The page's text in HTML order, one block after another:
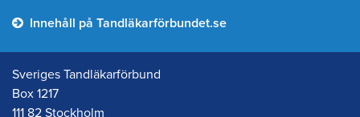
Innehåll på Tandläkarförbundet.se
Sveriges Tandläkarförbund
Box 1217
111 82 Stockholm